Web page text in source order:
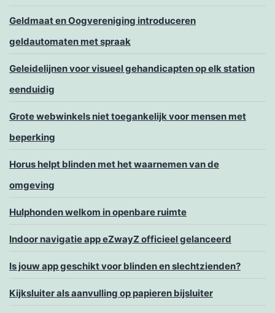
Geldmaat en Oogvereniging introduceren
geldautomaten met spraak
Geleidelijnen voor visueel gehandicapten op elk station
eenduidig
Grote webwinkels niet toegankelijk voor mensen met
beperking
Horus helpt blinden met het waarnemen van de
omgeving
Hulphonden welkom in openbare ruimte
Indoor navigatie app eZwayZ officieel gelanceerd
Is jouw app geschikt voor blinden en slechtzienden?
Kijksluiter als aanvulling op papieren bijsluiter